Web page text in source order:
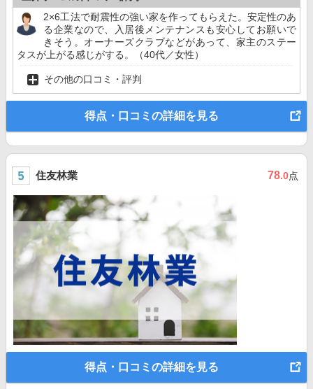
2×6工法で耐震性の強い家を作ってもらえた。安定性のあ
る企業なので、入居後メンテナンスも安心してお願いで
きそう。オーナーズクラブなどがあって、家主のステー
タスが上がる感じがする。（40代／女性）
その他の口コミ・評判
得点・口コミの詳細を見る
住友林業 78.0点
得点・口コミの詳細を見る